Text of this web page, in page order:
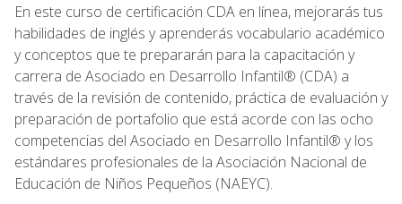
En este curso de certificación CDA en línea, mejorarás tus
habilidades de inglés y aprenderás vocabulario académico
y conceptos que te prepararán para la capacitación y
carrera de Asociado en Desarrollo Infantil® (CDA) a
través de la revisión de contenido, práctica de evaluación y
preparación de portafolio que está acorde con las ocho
competencias del Asociado en Desarrollo Infantil® y los
estándares profesionales de la Asociación Nacional de
Educación de Niños Pequeños (NAEYC).